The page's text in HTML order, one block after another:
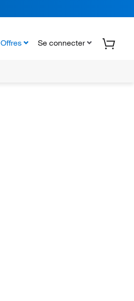
Offres Se connecter